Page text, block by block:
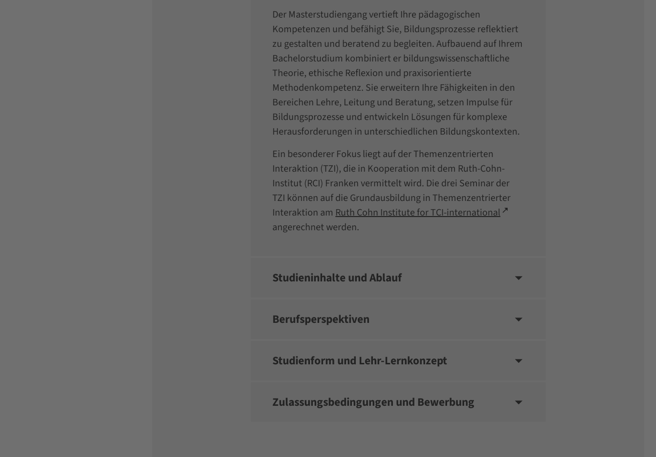
Der Masterstudiengang vertieft Ihre pädagogischen
Kompetenzen und befähigt Sie, Bildungsprozesse reflektiert
zu gestalten und beratend zu begleiten. Aufbauend auf Ihrem
Bachelorstudium kombiniert er bildungswissenschaftliche
Theorie, ethische Reflexion und praxisorientierte
Methodenkompetenz. Sie erweitern Ihre Fähigkeiten in den
Bereichen Lehre, Leitung und Beratung, setzen Impulse für
Bildungsprozesse und entwickeln Lösungen für komplexe
Herausforderungen in unterschiedlichen Bildungskontexten.
Ein besonderer Fokus liegt auf der Themenzentrierten
Interaktion (TZI), die in Kooperation mit dem Ruth-Cohn-
Institut (RCI) Franken vermittelt wird. Die drei Seminar der
TZI können auf die Grundausbildung in Themenzentrierter
Interaktion am Ruth Cohn Institute for TCI-international
angerechnet werden.
Studieninhalte und Ablauf
Berufsperspektiven
Studienform und Lehr-Lernkonzept
Zulassungsbedingungen und Bewerbung